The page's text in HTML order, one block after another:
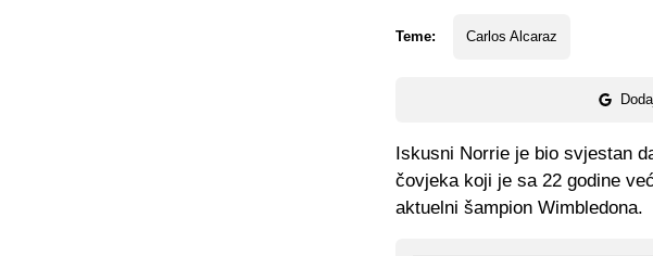
Teme: Carlos Alcaraz
Iskusni Norrie je bio svjestan
čovjeka koji je sa 22 godine
aktuelni šampion Wimbledona.